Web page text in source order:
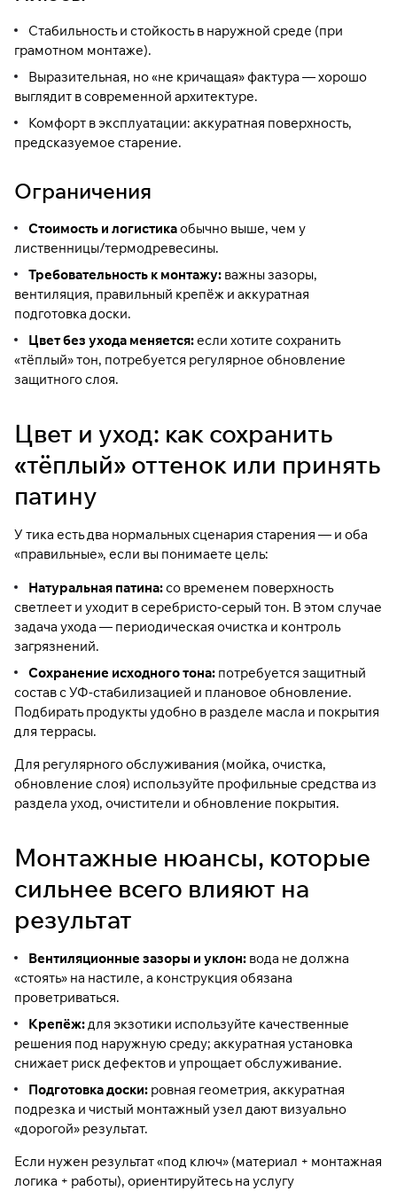
Стабильность и стойкость в наружной среде (при
грамотном монтаже).
Выразительная, но «не кричащая» фактура — хорошо
выглядит в современной архитектуре.
Комфорт в эксплуатации: аккуратная поверхность,
предсказуемое старение.
Ограничения
Стоимость и логистикаобычно выше, чем у
лиственницы/термодревесины.
Требовательность к монтажу: важны зазоры,
вентиляция, правильный крепёж и аккуратная
подготовка доски.
Цвет без ухода меняется:если хотите сохранить
«тёплый» тон, потребуется регулярное обновление
защитного слоя.
Цвет и уход: как сохранить
«тёплый» оттенок или принять
патину
У тика есть два нормальных сценария старения — и оба
«правильные», если вы понимаете цель:
Натуральная патина:со временем поверхность
светлеет и уходит в серебристо-серый тон. В этом случае
задача ухода — периодическая очистка и контроль
загрязнений.
Сохранение исходного тона: потребуется защитный
состав с УФ-стабилизацией и плановое обновление.
Подбирать продукты удобно в разделе масла и покрытия
для террасы.
Для регулярного обслуживания (мойка, очистка,
обновление слоя) используйте профильные средства из
раздела уход, очистители и обновление покрытия.
Монтажные нюансы, которые
сильнее всего влияют на
результат
Вентиляционные зазоры и уклон: вода не должна
«стоять» на настиле, а конструкция обязана
проветриваться.
Крепёж:для экзотики используйте качественные
решения под наружную среду; аккуратная установка
снижает риск дефектов и упрощает обслуживание.
Подготовка доски: ровная геометрия, аккуратная
подрезка и чистый монтажный узел дают визуально
«дорогой» результат.
Если нужен результат «под ключ» (материал + монтажная
логика + работы), ориентируйтесь на услугу